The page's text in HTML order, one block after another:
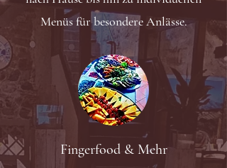
Menüs für besondere Anlässe.
Fingerfood & Mehr